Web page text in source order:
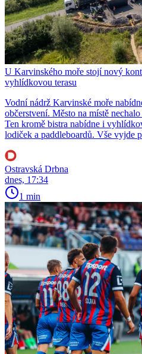
U Karvinského moře stojí nový
vyhlídkovou terasu
Vodní nádrž Karvinské moře
občerstvení. Město na místě
Ten kromě bistra nabídne i
lodiček a paddleboardů. Vše vyjde
Ostravská Drbna
dnes, 17:34
1 min